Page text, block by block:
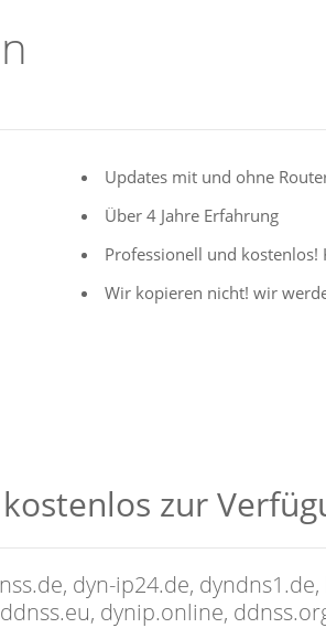
Updates mit und ohne
Über 4 Jahre Erfahrung
Professionell und kostenlos!
Wir kopieren nicht! wir
zur
dyn-ip24.de,
dynip.online,